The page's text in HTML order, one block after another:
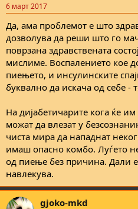
s
6 март 2017
Да, ама проблемот е што
дозволува да реши што го
поврзана здравствената
мислиме. Воспалението кое
пиењето, и инсулинските
буквално да искача од себе -
На дијабетичарите кога ќе
можат да влезат у
чиста мира да нападнат
имаш опасно комбо. Луѓето
од пиење без причина. Дали
навлекува.
gjoko-mkd